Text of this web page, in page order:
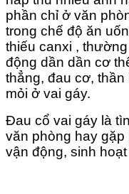
phần chỉ ở văn
trong chế độ ăn
thiếu canxi ,
động dần dần cơ
thẳng, đau cơ,
mỏi ở vai gáy.
Đau cổ vai gáy là
văn phòng hay
vận động, sinh